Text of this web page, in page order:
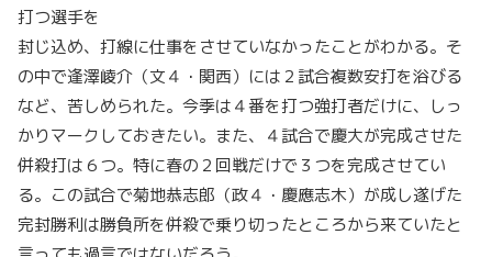
打つ選手を
封じ込め、打線に仕事をさせていなかったことがわかる。そ
の中で逢澤崚介（文４・関西）には２試合複数安打を浴びる
など、苦しめられた。今季は４番を打つ強打者だけに、しっ
かりマークしておきたい。また、４試合で慶大が完成させた
併殺打は６つ。特に春の２回戦だけで３つを完成させてい
る。この試合で菊地恭志郎（政４・慶應志木）が成し遂げた
完封勝利は勝負所を併殺で乗り切ったところから来ていたと